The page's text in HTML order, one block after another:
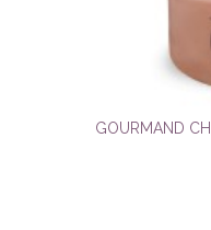
GOURMAND